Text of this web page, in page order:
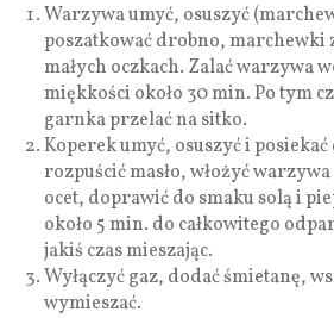
Warzywa umyć, osuszyć
poszatkować drobno, marchewki
małych oczkach. Zalać warzywa
miękkości około 30 min. Po tym
garnka przelać na sitko.
Koperek umyć, osuszyć i
rozpuścić masło, włożyć
ocet, doprawić do smaku solą i
około 5 min. do całkowitego
jakiś czas mieszając.
Wyłączyć gaz, dodać śmietanę,
wymieszać.